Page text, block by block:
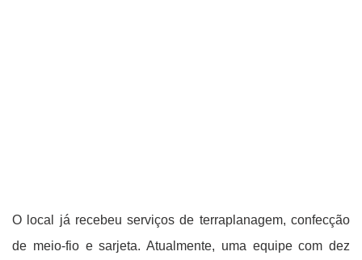
O local já recebeu serviços de terraplanagem, confecção
de meio-fio e sarjeta. Atualmente, uma equipe com dez